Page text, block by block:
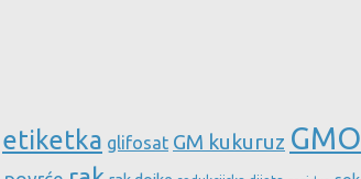
etiketka glifosat GM kukuruz GMO